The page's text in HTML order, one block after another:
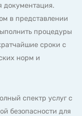
документация.
в представлении
процедуры
сроки с
норм и
спектр услуг с
безопасности для